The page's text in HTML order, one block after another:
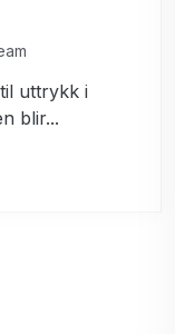
uttrykk i
blir...